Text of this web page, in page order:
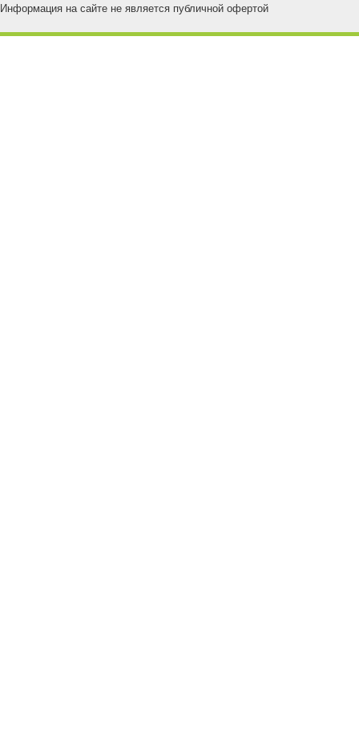
Информация на сайте не является публичной офертой